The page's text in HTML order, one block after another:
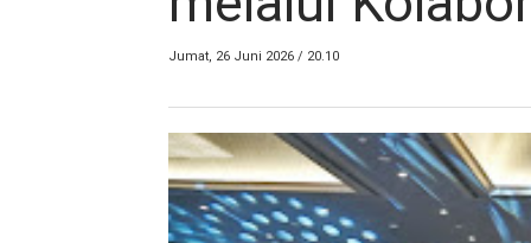
Jumat, 26 Juni 2026 / 20.10